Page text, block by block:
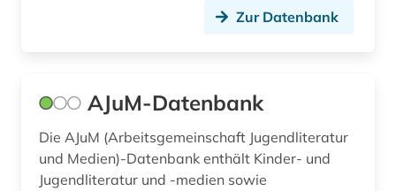
ereignis (1)
erkenntnistheorie (1)
erotische literatur (1)
Zur Datenbank
AJuM-Datenbank
Die AJuM (Arbeitsgemeinschaft Jugendliteratur
und Medien)-Datenbank enthält Kinder- und
Jugendliteratur und -medien sowie